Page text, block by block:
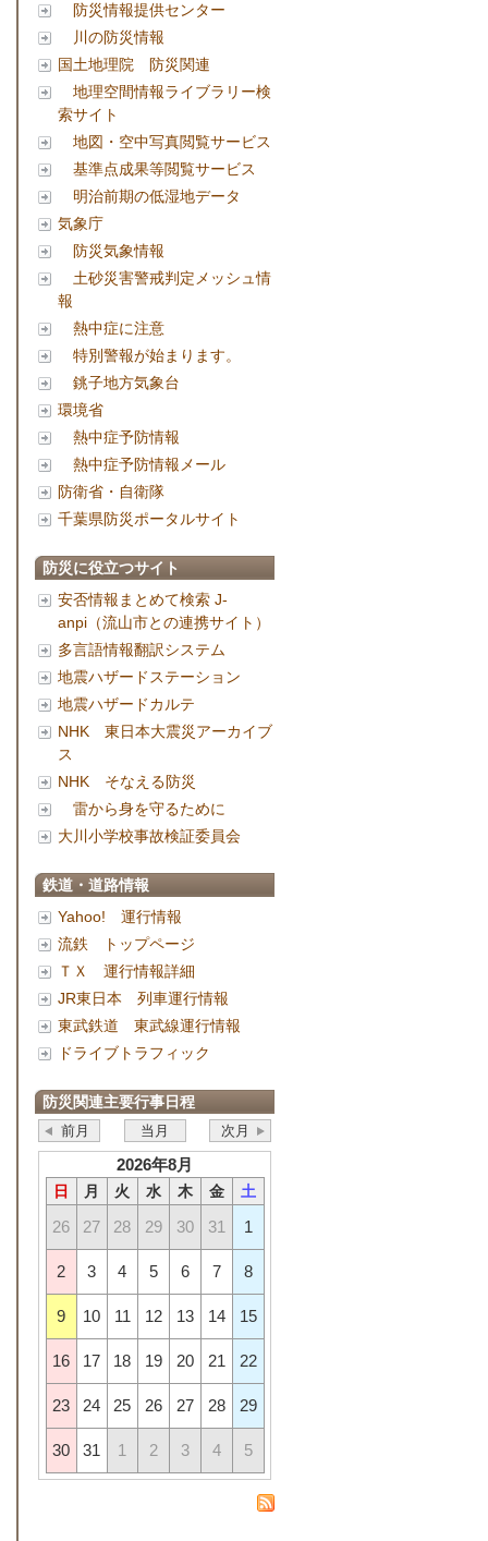
防災情報提供センター
川の防災情報
国土地理院 防災関連
地理空間情報ライブラリー検
索サイト
地図・空中写真閲覧サービス
基準点成果等閲覧サービス
明治前期の低湿地データ
気象庁
防災気象情報
土砂災害警戒判定メッシュ情
報
熱中症に注意
特別警報が始まります。
銚子地方気象台
環境省
熱中症予防情報
熱中症予防情報メール
防衛省・自衛隊
千葉県防災ポータルサイト
防災に役立つサイト
安否情報まとめて検索 J-
anpi（流山市との連携サイト）
多言語情報翻訳システム
地震ハザードステーション
地震ハザードカルテ
NHK 東日本大震災アーカイブ
ス
NHK そなえる防災
雷から身を守るために
大川小学校事故検証委員会
鉄道・道路情報
Yahoo! 運行情報
流鉄 トップページ
ＴＸ 運行情報詳細
JR東日本 列車運行情報
東武鉄道 東武線運行情報
ドライブトラフィック
防災関連主要行事日程
前月 当月 次月
2026年8月
日 月 火 水 木 金 土
26 27 28 29 30 31 1
2 3 4 5 6 7 8
9 10 11 12 13 14 15
16 17 18 19 20 21 22
23 24 25 26 27 28 29
30 31 1 2 3 4 5